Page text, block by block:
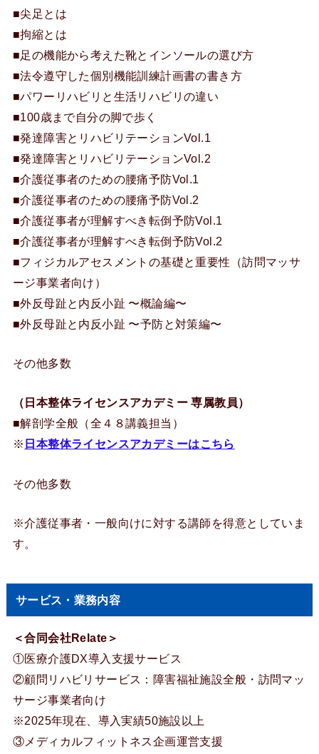
■尖足とは
■拘縮とは
■足の機能から考えた靴とインソールの選び方
■法令遵守した個別機能訓練計画書の書き方
■パワーリハビリと生活リハビリの違い
■100歳まで自分の脚で歩く
■発達障害とリハビリテーションVol.1
■発達障害とリハビリテーションVol.2
■介護従事者のための腰痛予防Vol.1
■介護従事者のための腰痛予防Vol.2
■介護従事者が理解すべき転倒予防Vol.1
■介護従事者が理解すべき転倒予防Vol.2
■フィジカルアセスメントの基礎と重要性（訪問マッサ
ージ事業者向け）
■外反母趾と内反小趾 〜概論編〜
■外反母趾と内反小趾 〜予防と対策編〜
その他多数
（日本整体ライセンスアカデミー 専属教員）
■解剖学全般（全４８講義担当）
※ 日本整体ライセンスアカデミーはこちら
その他多数
※介護従事者・一般向けに対する講師を得意としていま
す。
サービス・業務内容
＜合同会社Relate＞
①医療介護DX導入支援サービス
②顧問リハビリサービス：障害福祉施設全般・訪問マッ
サージ事業者向け
※2025年現在、導入実績50施設以上
③メディカルフィットネス企画運営支援